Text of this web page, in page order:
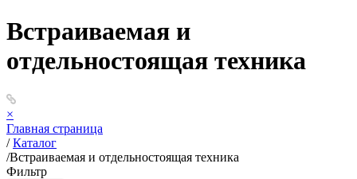
Встраиваемая и
отдельностоящая техника
×
Главная страница
/ Каталог
/Встраиваемая и отдельностоящая техника
Фильтр